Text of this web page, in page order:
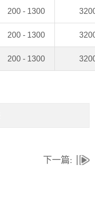
200 - 1300
200 - 1300
200 - 1300
下一篇: